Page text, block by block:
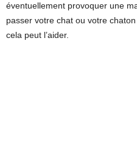
éventuellement provoquer une
passer votre chat ou votre
cela peut l’aider.